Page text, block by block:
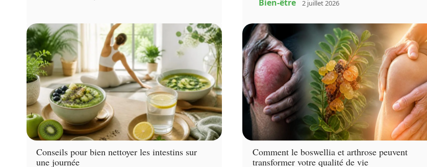
Bien-être 2 juillet 2026
Conseils pour bien nettoyer les intestins sur
une journée
Comment le boswellia et arthrose peuvent
transformer votre qualité de vie